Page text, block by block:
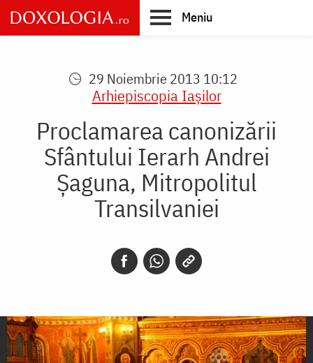
Skip
to
main
Meniu
29 Noiembrie 2013 10:12
Arhiepiscopia Iaşilor
Proclamarea canonizării
Sfântului Ierarh Andrei
Șaguna, Mitropolitul
Transilvaniei